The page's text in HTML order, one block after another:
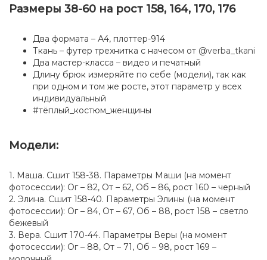
Размеры 38-60 на рост 158, 164, 170, 176
Два формата – А4, плоттер-914
Ткань – футер трехнитка с начесом от @verba_tkani
Два мастер-класса – видео и печатный
Длину брюк измеряйте по себе (модели), так как
при одном и том же росте, этот параметр у всех
индивидуальный
#тёплый_костюм_женщины
Модели:
1. Маша. Сшит 158-38. Параметры Маши (на момент
фотосессии): Ог – 82, От – 62, Об – 86, рост 160 – черный
2. Элина. Сшит 158-40. Параметры Элины (на момент
фотосессии): Ог – 84, От – 67, Об – 88, рост 158 – светло
бежевый
3. Вера. Сшит 170-44. Параметры Веры (на момент
фотосессии): Ог – 88, От – 71, Об – 98, рост 169 –